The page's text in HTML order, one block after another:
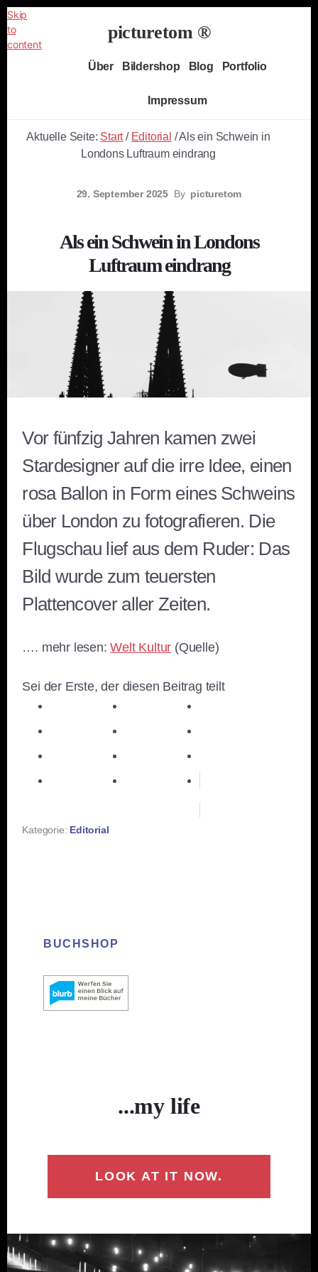
Skip
to
content
picturetom ®
Independent
Über Bildershop Blog Portfolio
Impressum
Aktuelle Seite: Start / Editorial /Als ein Schwein in
Londons Luftraum eindrang
29. September 2025 By picturetom
Als ein Schwein in Londons
Luftraum eindrang
Vor fünfzig Jahren kamen zwei
Stardesigner auf die irre Idee, einen
rosa Ballon in Form eines Schweins
über London zu fotografieren. Die
Flugschau lief aus dem Ruder: Das
Bild wurde zum teuersten
Plattencover aller Zeiten.
…. mehr lesen:Welt Kultur (Quelle)
Sei der Erste, der diesen Beitrag teilt
Kategorie: Editorial
BUCHSHOP
...my life
LOOK AT IT NOW.